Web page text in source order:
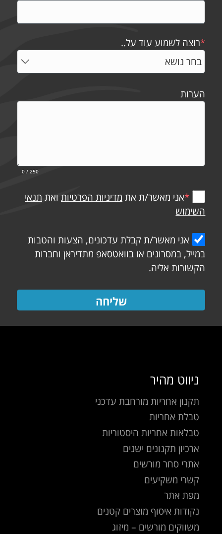
*רוצה לשמוע עוד על..
הערות
0 / 250
*אני מאשר/ת את מדיניות הפרטיות ואת תנאי
השימוש
אני מאשר/ת קבלת עדכונים, הצעות והטבות
במייל, במסרונים או בוואטסאפ מתדיראן וחברות
הקשורות אליה.
שליחה
ניווט מהיר
תקנון אחריות מורחבת עדכני
טבלת אחריות
טבלאות אחריות היסטוריות
ארכיון תקנונים ישנים
אתרי סחר מורשים
קשרי משקיעים
מפת אתר
נקודות איסוף מוצרים קטנים
משווקים מורשים – מיזוג